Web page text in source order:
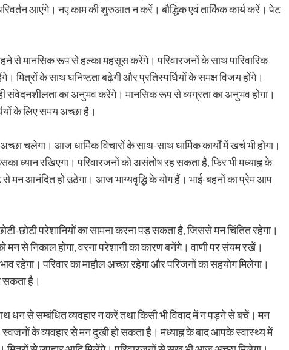
आएंगे। नए काम की शुरुआत न करें। बौद्धिक एवं तार्किक कार्य करें। पेट
से मानसिक रूप से हल्का महसूस करेंगे। परिवारजनों के साथ पारिवारिक
मित्रों के साथ घनिष्टता बढ़ेगी और प्रतिस्पर्धियों के समक्ष विजय होंगे।
संवेदनशीलता का अनुभव करेंगे। मानसिक रूप से व्यग्रता का अनुभव होगा।
के लिए समय अच्छा है।
चलेगा। आज धार्मिक विचारों के साथ-साथ धार्मिक कार्यों में खर्च भी होगा।
ध्यान रखिएगा। परिवारजनों को असंतोष रह सकता है, फिर भी मध्याह्न के
मन आनंदित हो उठेगा। आज भाग्यवृद्धि के योग हैं। भाई-बहनों का प्रेम आप
छोटी परेशानियों का सामना करना पड़ सकता है, जिससे मन चिंतित रहेगा।
मन से निकाल होगा, वरना परेशानी का कारण बनेंगे। वाणी पर संयम रखें।
परिवार का माहौल अच्छा रहेगा और परिजनों का सहयोग मिलेगा।
सकता है।
धन से सम्बंधित व्यवहार न करें तथा किसी भी विवाद में न पड़ने से बचें। मन
के व्यवहार से मन दुखी हो सकता है। मध्याह्न के बाद आपके स्वास्थ्य में